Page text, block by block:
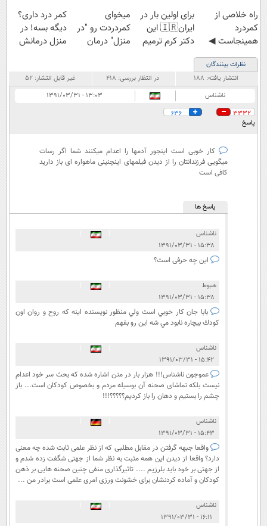
‌راه خلاصی از
کمردرد
همینجاست ◀
فقط کافیه فرم
رو پر کنی!
برای اولین بار در
ایران🇮🇷 این
دکتر کرم ترمیم
میخوای
کمردردت رو "در
منزل" درمان
کمر درد داری؟
دیگه بسه! در
منزل درمانش
نظرات بینندگان
انتشار یافته: ۱۸۸ در انتظار بررسی: ۴۱۸ غیر قابل انتشار: ۵۲
ناشناس
۱۳:۰۳ - ۱۳۹۱/۰۳/۳۱
3332
636
پاسخ
کار خوبی است اینجور آدمها را اعدام میکنند شما اگر رسات
میگویی فرزندانتان را از دیدن فیلمهای اینچنینی ماهواره ای باز دارید
کافی است
پاسخ ها
ناشناس
۱۵:۳۸ - ۱۳۹۱/۰۳/۳۱
این چه حرفی است؟
هبوط
۱۵:۳۸ - ۱۳۹۱/۰۳/۳۱
بابا جان كار خوبي است ولي منظور نويسنده اينه كه روح و روان اون
كودك بيچاره نابود مي شه اين رو بفهم
ناشناس
۱۵:۴۲ - ۱۳۹۱/۰۳/۳۱
عموجون ناشناس!!! هزار بار در متن اشاره شده که بحث سر خود اعدام
نیست بلکه تماشای صحنه آن بوسیله مردم و بخصوص کودکان است... باز
چشم را بستیم و دهان را باز کردیم؟؟؟؟؟!!!
ناشناس
۱۵:۴۳ - ۱۳۹۱/۰۳/۳۱
واقعا جبهه گرفتن در مقابل مطلبی که از نظر علمی ثابت شده چه معنی
دارد؟ واقعا از دیدن این همه مثبت به نظر شما از جهتی شگفت زده شدم و
از جهتی بر خود باید بلرزیم .... تاثیرگذاری منفی چنین صحنه هایی بر ذهن
کودکان و آماده کردنشان برای خشونت ورزی امری علمی است برادر من ...
ناشناس
۱۶:۱۱ - ۱۳۹۱/۰۳/۳۱